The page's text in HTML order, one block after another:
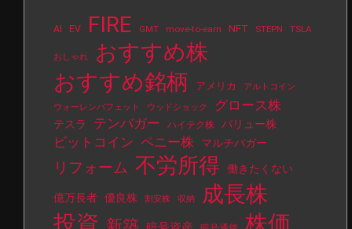
AI EV FIRE GMT move-to-earn NFT STEPN TSLA
おしゃれ
おすすめ株
おすすめ銘柄
アメリカ
アルトコイン
ウォーレンバフェット
ウッドショック グロース株
テスラ テンバガー ハイテク株 バリュー株
ビットコイン ペニー株 マルチバガー
リフォーム 不労所得 働きたくない
億万長者 優良株 割安株 収納 成長株